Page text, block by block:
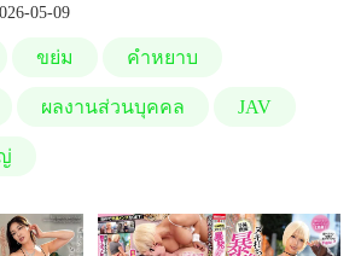
05-09
ขย่ม คำหยาบ
ผลงานส่วนบุคคล JAV